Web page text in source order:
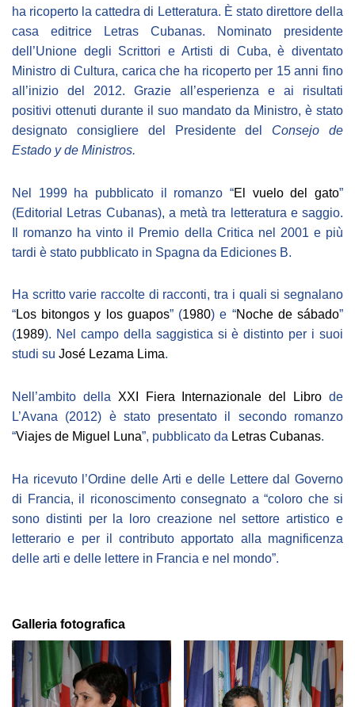
NEWSLETTER
ha ricoperto la cattedra di Letteratura. È stato direttore della
casa editrice Letras Cubanas. Nominato presidente
dell’Unione degli Scrittori e Artisti di Cuba, è diventato
Ministro di Cultura, carica che ha ricoperto per 15 anni fino
all’inizio del 2012. Grazie all’esperienza e ai risultati
positivi ottenuti durante il suo mandato da Ministro, è stato
designato consigliere del Presidente del Consejo de
Estado y de Ministros.
Nel 1999 ha pubblicato il romanzo “El vuelo del gato”
(Editorial Letras Cubanas), a metà tra letteratura e saggio.
Il romanzo ha vinto il Premio della Critica nel 2001 e più
tardi è stato pubblicato in Spagna da Ediciones B.
Ha scritto varie raccolte di racconti, tra i quali si segnalano
“Los bitongos y los guapos” (1980) e “Noche de sábado”
(1989). Nel campo della saggistica si è distinto per i suoi
studi su José Lezama Lima.
Nell’ambito della XXI Fiera Internazionale del Libro de
L’Avana (2012) è stato presentato il secondo romanzo
“Viajes de Miguel Luna”, pubblicato da Letras Cubanas.
Ha ricevuto l’Ordine delle Arti e delle Lettere dal Governo
di Francia, il riconoscimento consegnato a “coloro che si
sono distinti per la loro creazione nel settore artistico e
letterario e per il contributo apportato alla magnificenza
delle arti e delle lettere in Francia e nel mondo”.
Galleria fotografica